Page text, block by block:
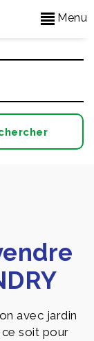
Menu
avec jardin
ce soit pour